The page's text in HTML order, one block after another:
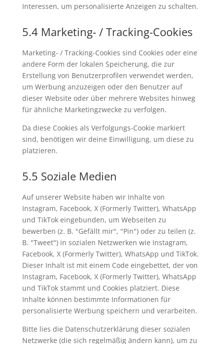
Interessen, um personalisierte Anzeigen zu schalten.
5.4 Marketing- / Tracking-Cookies
Marketing- / Tracking-Cookies sind Cookies oder eine
andere Form der lokalen Speicherung, die zur
Erstellung von Benutzerprofilen verwendet werden,
um Werbung anzuzeigen oder den Benutzer auf
dieser Website oder über mehrere Websites hinweg
für ähnliche Marketingzwecke zu verfolgen.
Da diese Cookies als Verfolgungs-Cookie markiert
sind, benötigen wir deine Einwilligung, um diese zu
platzieren.
5.5 Soziale Medien
Auf unserer Website haben wir Inhalte von
Instagram, Facebook, X (Formerly Twitter), WhatsApp
und TikTok eingebunden, um Webseiten zu
bewerben (z. B. "Gefällt mir", "Pin") oder zu teilen (z.
B. "Tweet") in sozialen Netzwerken wie Instagram,
Facebook, X (Formerly Twitter), WhatsApp und TikTok.
Dieser Inhalt ist mit einem Code eingebettet, der von
Instagram, Facebook, X (Formerly Twitter), WhatsApp
und TikTok stammt und Cookies platziert. Diese
Inhalte können bestimmte Informationen für
personalisierte Werbung speichern und verarbeiten.
Bitte lies die Datenschutzerklärung dieser sozialen
Netzwerke (die sich regelmäßig ändern kann), um zu